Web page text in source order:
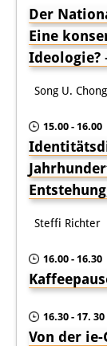
Der
Eine
Ideologie?
Song U. Chong
15.00 - 16.00
Steffi Richter
16.00 - 16.30
16.30 - 17. 30
Von der